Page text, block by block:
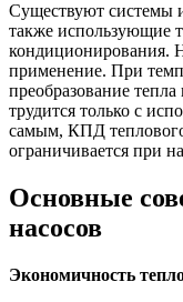
Существуют системы
также использующие
кондиционирования.
применение. При
преобразование
трудится только с
самым, КПД
ограничивается при
Основные
насосов
Экономичность